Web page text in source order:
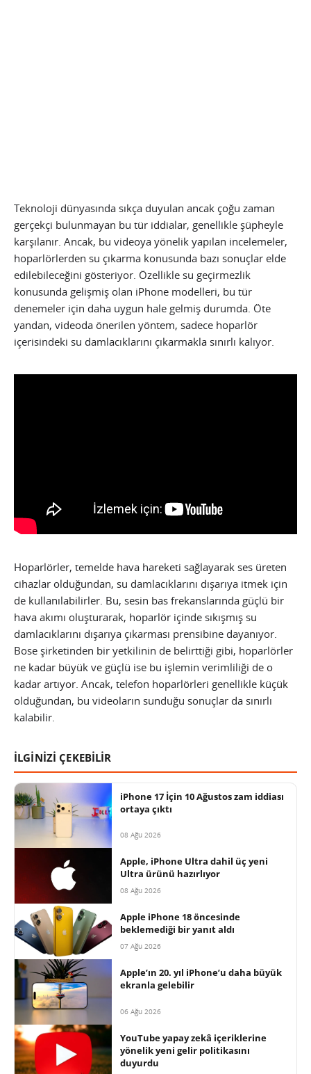
Teknoloji dünyasında sıkça duyulan ancak çoğu zaman
gerçekçi bulunmayan bu tür iddialar, genellikle şüpheyle
karşılanır. Ancak, bu videoya yönelik yapılan incelemeler,
hoparlörlerden su çıkarma konusunda bazı sonuçlar elde
edilebileceğini gösteriyor. Özellikle su geçirmezlik
konusunda gelişmiş olan iPhone modelleri, bu tür
denemeler için daha uygun hale gelmiş durumda. Öte
yandan, videoda önerilen yöntem, sadece hoparlör
içerisindeki su damlacıklarını çıkarmakla sınırlı kalıyor.
Hoparlörler, temelde hava hareketi sağlayarak ses üreten
cihazlar olduğundan, su damlacıklarını dışarıya itmek için
de kullanılabilirler. Bu, sesin bas frekanslarında güçlü bir
hava akımı oluşturarak, hoparlör içinde sıkışmış su
damlacıklarını dışarıya çıkarması prensibine dayanıyor.
Bose şirketinden bir yetkilinin de belirttiği gibi, hoparlörler
ne kadar büyük ve güçlü ise bu işlemin verimliliği de o
kadar artıyor. Ancak, telefon hoparlörleri genellikle küçük
olduğundan, bu videoların sunduğu sonuçlar da sınırlı
kalabilir.
İLGİNİZİ ÇEKEBİLİR
iPhone 17 İçin 10 Ağustos zam iddiası
ortaya çıktı
08 Ağu 2026
Apple, iPhone Ultra dahil üç yeni
Ultra ürünü hazırlıyor
08 Ağu 2026
Apple iPhone 18 öncesinde
beklemediği bir yanıt aldı
07 Ağu 2026
Apple’ın 20. yıl iPhone’u daha büyük
ekranla gelebilir
06 Ağu 2026
YouTube yapay zekâ içeriklerine
yönelik yeni gelir politikasını
duyurdu